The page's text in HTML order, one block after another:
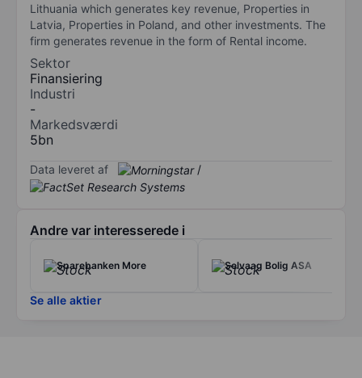
Lithuania which generates key revenue, Properties in
Latvia, Properties in Poland, and other investments. The
firm generates revenue in the form of Rental income.
Sektor
Finansiering
Industri
-
Markedsværdi
5bn
Data leveret af /
Andre var interesserede i
Sparebanken More Selvaag Bolig ASA
Se alle aktier